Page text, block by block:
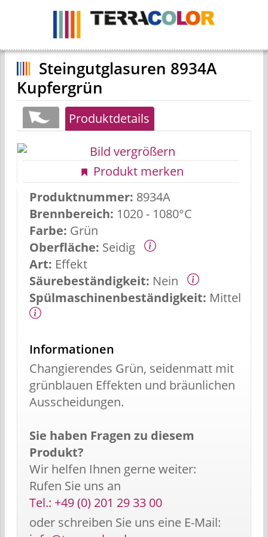
Navigation
ein-
ausblenden
Steingutglasuren 8934A
Kupfergrün
Produktdetails
Produkt merken
Produktnummer: 8934A
Brennbereich: 1020 - 1080°C
Farbe: Grün
Oberfläche: Seidig
Art: Effekt
Säurebeständigkeit: Nein
Spülmaschinenbeständigkeit: Mittel
Informationen
Changierendes Grün, seidenmatt mit
grünblauen Effekten und bräunlichen
Ausscheidungen.
Sie haben Fragen zu diesem
Produkt?
Wir helfen Ihnen gerne weiter:
Rufen Sie uns an
Tel.: +49 (0) 201 29 33 00
oder schreiben Sie uns eine E-Mail: